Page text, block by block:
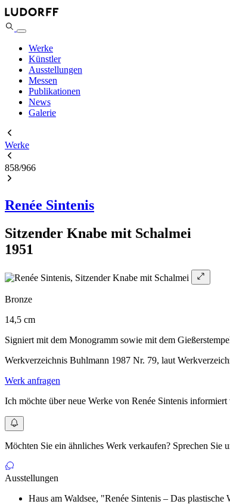
Werke
Künstler
Ausstellungen
Messen
Publikationen
News
Galerie
Werke
858/966
Renée Sintenis
Sitzender Knabe mit Schalmei
1951
Bronze
14,5 cm
Signiert mit dem Monogramm sowie mit dem
Werkverzeichnis Buhlmann 1987 Nr. 79, laut
Werk anfragen
Ich möchte über neue Werke von Renée Sintenis informiert
Möchten Sie ein ähnliches Werk verkaufen? Sprechen Sie
Ausstellungen
Haus am Waldsee, "Renée Sintenis – Das